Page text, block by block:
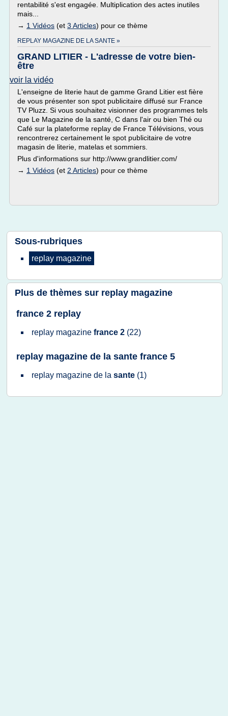
rentabilité s'est engagée. Multiplication des actes inutiles
mais...
→ 1 Vidéos (et 3 Articles) pour ce thème
REPLAY MAGAZINE DE LA SANTE »
GRAND LITIER - L'adresse de votre bien-
être
voir la vidéo
L'enseigne de literie haut de gamme Grand Litier est fière
de vous présenter son spot publicitaire diffusé sur France
TV Pluzz. Si vous souhaitez visionner des programmes tels
que Le Magazine de la santé, C dans l'air ou bien Thé ou
Café sur la plateforme replay de France Télévisions, vous
rencontrerez certainement le spot publicitaire de votre
magasin de literie, matelas et sommiers.
Plus d'informations sur http://www.grandlitier.com/
→ 1 Vidéos (et 2 Articles) pour ce thème
Sous-rubriques
replay magazine
Plus de thèmes sur replay magazine
france 2 replay
replay magazine france 2 (22)
replay magazine de la sante france 5
replay magazine de la sante (1)